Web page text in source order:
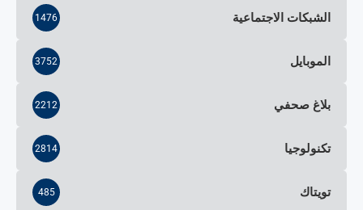
الشبكات الاجتماعية 1476
الموبايل 3752
بلاغ صحفي 2212
تكنولوجيا 2814
تويتاك 485